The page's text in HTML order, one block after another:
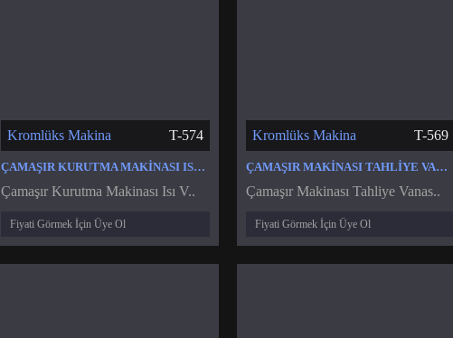
Kromlüks Makina T-574
ÇAMAŞIR KURUTMA MAKINASI ISI VE NEM SENSÖR
Çamaşır Kurutma Makinası Isı V..
Fiyati Görmek İçin Üye Ol
Kromlüks Makina T-569
ÇAMAŞIR MAKINASI TAHLIYE VANASI
Çamaşır Makinası Tahliye Vanas..
Fiyati Görmek İçin Üye Ol